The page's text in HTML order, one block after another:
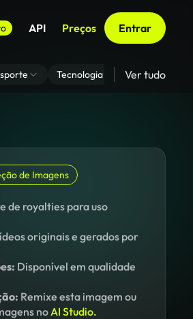
API Preços Entrar
Tecnologia Zoom De
Ver tudo
de Imagens
de royalties para uso
originais e gerados por
Disponível em qualidade
Remixe esta imagem ou
noAI Studio.